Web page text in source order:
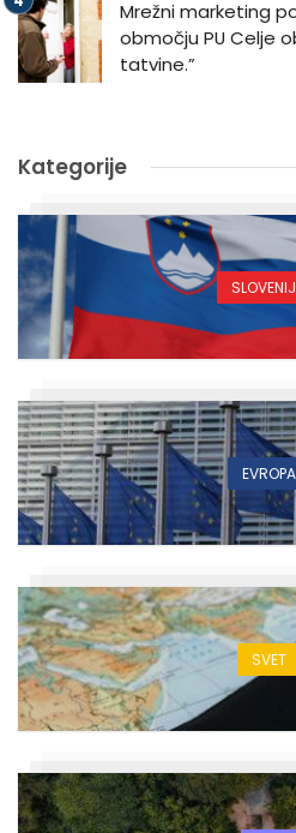
Mrežni marketing
območju PU Celje
tatvine.”
Kategorije
EVROPA
SVET